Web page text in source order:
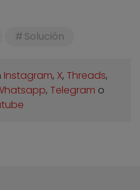
Solución
Instagram, X, Threads,
, Telegram o